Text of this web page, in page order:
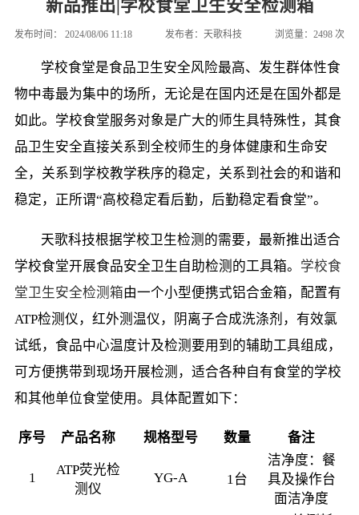
新品推出|学校食堂卫生安全检测箱
发布时间： 2024/08/06 11:18 发布者： 天歌科技 浏览量：2498 次
学校食堂是食品卫生安全风险最高、发生群体性食
物中毒最为集中的场所，无论是在国内还是在国外都是
如此。学校食堂服务对象是广大的师生具特殊性，其食
品卫生安全直接关系到全校师生的身体健康和生命安
全，关系到学校教学秩序的稳定，关系到社会的和谐和
稳定，正所谓“高校稳定看后勤，后勤稳定看食堂”。
天歌科技根据学校卫生检测的需要，最新推出适合
学校食堂开展食品安全卫生自助检测的工具箱。 学校食
堂卫生安全检测箱由一个小型便携式铝合金箱，配置有
ATP检测仪，红外测温仪，阴离子合成洗涤剂，有效氯
试纸，食品中心温度计及检测要用到的辅助工具组成，
可方便携带到现场开展检测，适合各种自有食堂的学校
和其他单位食堂使用。具体配置如下：
序号 产品名称 规格型号 数量 备注
1
ATP荧光检
测仪
YG-A 1台
洁净度：餐
具及操作台
面洁净度